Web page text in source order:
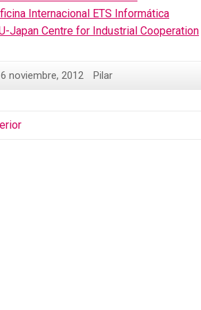
Internacional ETS Informática
Japan Centre for Industrial Cooperation
noviembre, 2012 Pilar